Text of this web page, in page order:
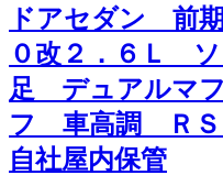
ドアセダン 前
０改２．６Ｌ
足 デュアルマ
フ 車高調 ＲＳ
自社屋内保管